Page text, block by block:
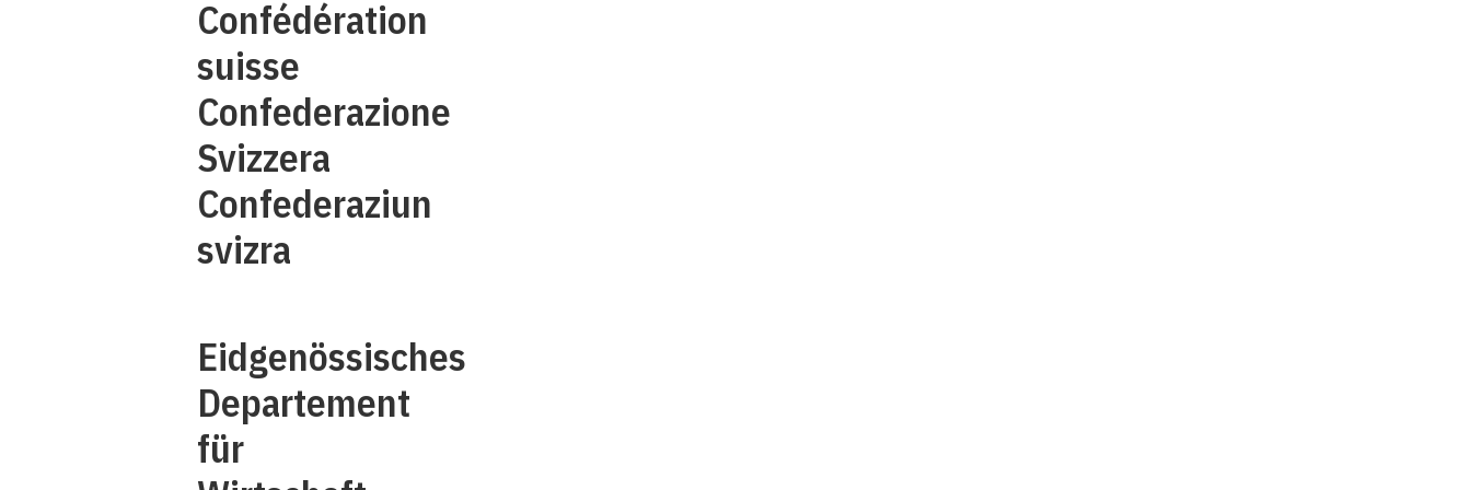
Confédération
suisse
Confederazione
Svizzera
Confederaziun
svizra
Eidgenössisches
Departement
für